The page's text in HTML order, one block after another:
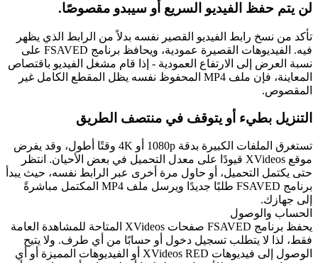
لن يتم حفظ الفيديو السريع أو سيبدو مقصوصًا.
تأكد من نسخ رابط الفيديو القصير نفسه بدلاً من الرابط الذي يظهر
فيه. الفيديوهات القصيرة عمودية، ويحافظ برنامج FSAVED على
نسبة العرض إلى الارتفاع العمودية - إذا قام مشغل الفيديو باقتصاص
المعاينة، فإن ملف MP4 المحفوظ نفسه يظل المقطع الكامل غير
المقصوص.
التنزيل بطيء أو يتوقف في منتصف الطريق
تستغرق الملفات الكبيرة بدقة 1080p أو 4K وقتًا أطول، وقد يفرض
موقع XVideos قيودًا على معدل التحميل في بعض الأحيان. انتظر
حتى يكتمل التحميل، أو حاول مرة أخرى عبر الرابط نفسه، حيث يبدأ
برنامج FSAVED طلبًا جديدًا ويرسل ملف MP4 المكتمل مباشرةً
إلى جهازك.
الحساب والوصول
يحفظ برنامج FSAVED صفحات XVideos المتاحة للمشاهدة العامة
فقط، لذا لا يتطلب تسجيل دخول أو حسابًا من أي طرف. ولا يتيح
الوصول إلى فيديوهات XVideos RED أو الفيديوهات المميزة أو أي